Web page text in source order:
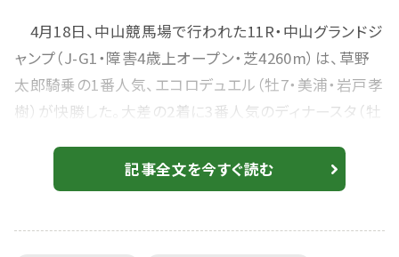
4月18日、中山競馬場で行われた11R・中山グランドジ
ャンプ（J-G1・障害4歳上オープン・芝4260m）は、草野
太郎騎乗の1番人気、エコロデュエル（牡7・美浦・岩戸孝
樹）が快勝した。大差の2着に3番人気のディナースタ（牡
（牡5・美浦・西田雄一郎）が入った。勝ちタイムは4:49.0
のレコード（良）。 2番人気で小野寺祐太騎乗、ホウオ
記事全文を今すぐ読む